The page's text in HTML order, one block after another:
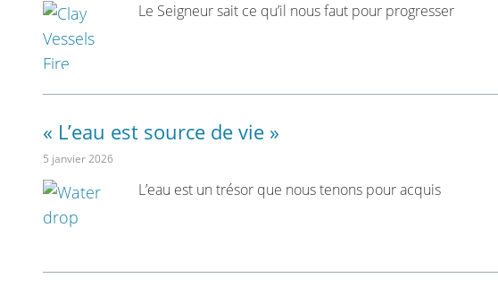
Le Seigneur sait ce qu’il nous faut pour progresser
« L’eau est source de vie »
5 janvier 2026
L’eau est un trésor que nous tenons pour acquis